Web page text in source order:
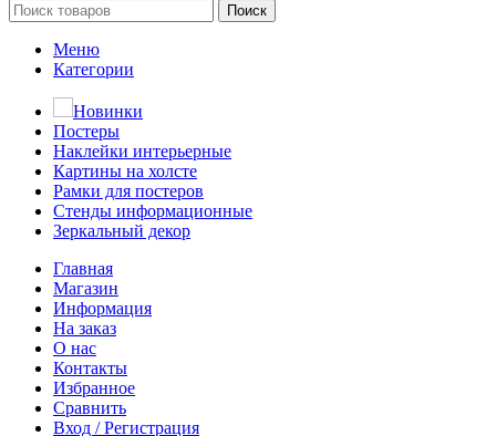
Поиск
Меню
Категории
Новинки
Постеры
Наклейки интерьерные
Картины на холсте
Рамки для постеров
Стенды информационные
Зеркальный декор
Главная
Магазин
Информация
На заказ
О нас
Контакты
Избранное
Сравнить
Вход / Регистрация